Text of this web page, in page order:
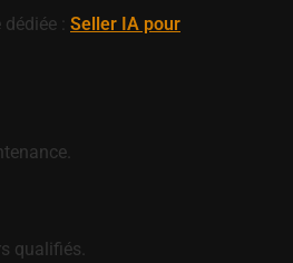
: Seller IA pour
qualifiés.